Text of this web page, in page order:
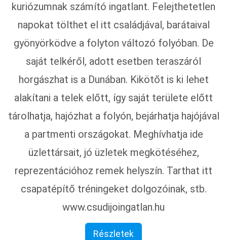
kuriózumnak számító ingatlant. Felejthetetlen
napokat tölthet el itt családjával, barátaival
gyönyörködve a folyton változó folyóban. De
saját telkéről, adott esetben teraszáról
horgászhat is a Dunában. Kikötőt is ki lehet
alakítani a telek előtt, így saját területe előtt
tárolhatja, hajózhat a folyón, bejárhatja hajójával
a partmenti országokat. Meghívhatja ide
üzlettársait, jó üzletek megkötéséhez,
reprezentációhoz remek helyszín. Tarthat itt
csapatépítő tréningeket dolgozóinak, stb.
www.csudijoingatlan.hu
Részletek